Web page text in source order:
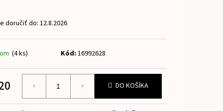
doručiť do: 12.8.2026
(4 ks) Kód: 16992628
DO KOŠÍKA